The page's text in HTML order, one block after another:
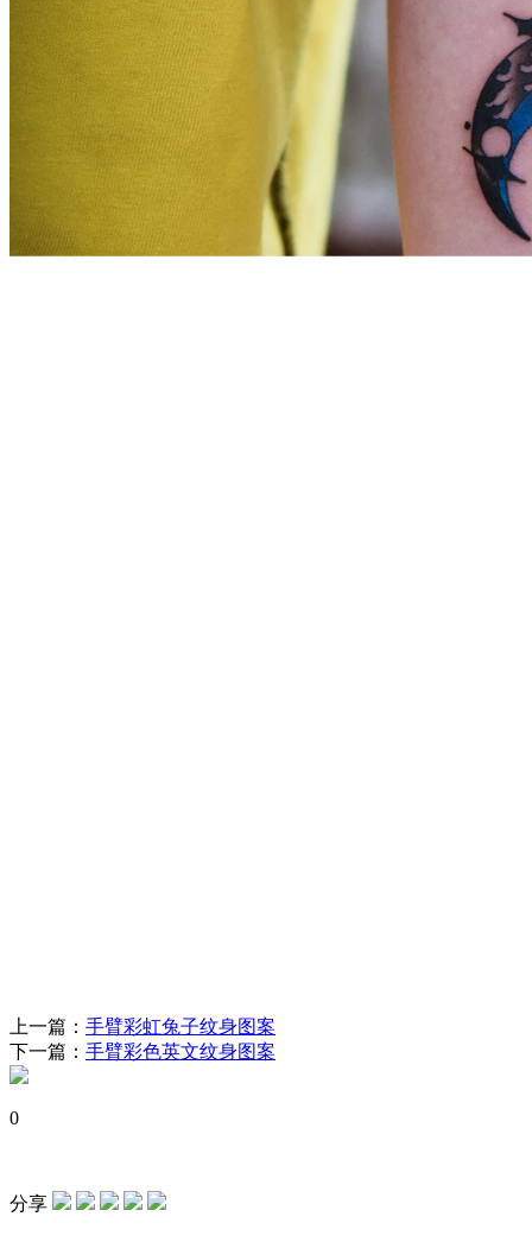
上一篇： 手臂彩虹兔子纹身图案
下一篇： 手臂彩色英文纹身图案
0
分享